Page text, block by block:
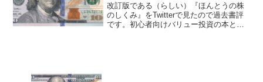
改訂版である（らしい）『ほんとうの株
のしくみ』をTwitterで見たので過去書評
です。初心者向けバリュー投資の本とし